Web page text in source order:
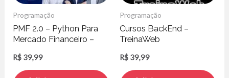
Programação
PMF 2.0 – Python Para
Mercado Financeiro –
R$ 39,99
Programação
Cursos BackEnd –
TreinaWeb
R$ 39,99